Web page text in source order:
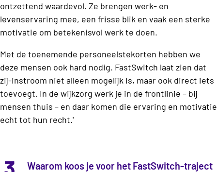
ontzettend waardevol. Ze brengen werk- en
levenservaring mee, een frisse blik en vaak een sterke
motivatie om betekenisvol werk te doen.
Met de toenemende personeelstekorten hebben we
deze mensen ook hard nodig. FastSwitch laat zien dat
zij-instroom niet alleen mogelijk is, maar ook direct iets
toevoegt. In de wijkzorg werk je in de frontlinie – bij
mensen thuis – en daar komen die ervaring en motivatie
echt tot hun recht.'
Waarom koos je voor het FastSwitch-traject